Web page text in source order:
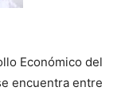
Económico del
encuentra entre